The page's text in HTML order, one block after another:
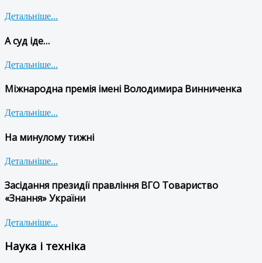
Детальніше...
А суд іде…
Детальніше...
Міжнародна премія імені Володимира Винниченка
Детальніше...
На минулому тижні
Детальніше...
Засідання президії правління ВГО Товариство
«Знання» України
Детальніше...
Наука і техніка